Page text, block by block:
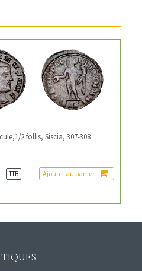
2 follis, Siscia, 307-308
TTB Ajouter au panier